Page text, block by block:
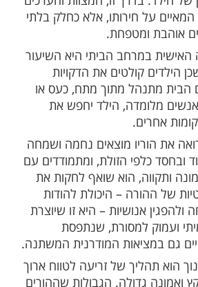
בהכרה בכך שכל ילד
הדורשת גישה אישית
חשופים ללחצים חברתיים
תפקיד ההורים הוא
בדבר. המשמעות היא
לא בגלל הישגיו
בתפילה, אלא בשל עצם
לבין ערכו העצמי
ולתקן טעויות מבלי לסדוק
זו, המצוות והערכים
חירותו, אלא כחלק בלתי
ומטפחת.